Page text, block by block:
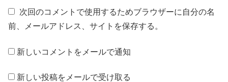
次回のコメントで使用するためブラウザーに自分の名
前、メールアドレス、サイトを保存する。
新しいコメントをメールで通知
新しい投稿をメールで受け取る